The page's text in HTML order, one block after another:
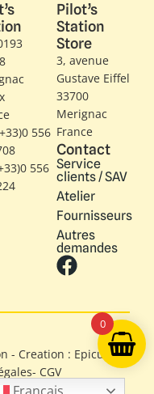
556
556
Pilot’s
Station
Store
3, avenue
Gustave Eiffel​
33700
Merignac
France
Contact
Service
clients / SAV
Atelier
Fournisseurs
Autres
demandes
- Creation : Epicure
- CGV
0